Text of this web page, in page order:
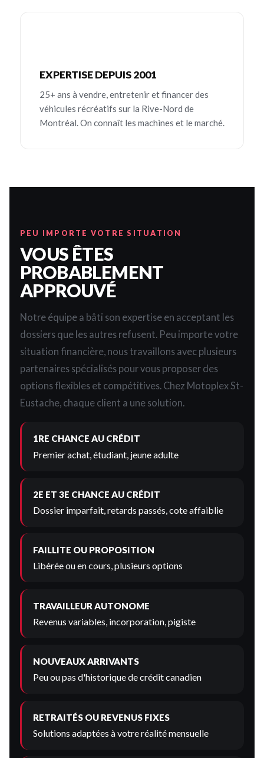
EXPERTISE DEPUIS 2001
25+ ans à vendre, entretenir et financer des
véhicules récréatifs sur la Rive-Nord de
Montréal. On connaît les machines et le marché.
PEU IMPORTE VOTRE SITUATION
VOUS ÊTES
PROBABLEMENT
APPROUVÉ
Notre équipe a bâti son expertise en acceptant les
dossiers que les autres refusent. Peu importe votre
situation financière, nous travaillons avec plusieurs
partenaires spécialisés pour vous proposer des
options flexibles et compétitives. Chez Motoplex St-
Eustache, chaque client a une solution.
1RE CHANCE AU CRÉDIT
Premier achat, étudiant, jeune adulte
2E ET 3E CHANCE AU CRÉDIT
Dossier imparfait, retards passés, cote affaiblie
FAILLITE OU PROPOSITION
Libérée ou en cours, plusieurs options
TRAVAILLEUR AUTONOME
Revenus variables, incorporation, pigiste
NOUVEAUX ARRIVANTS
Peu ou pas d'historique de crédit canadien
RETRAITÉS OU REVENUS FIXES
Solutions adaptées à votre réalité mensuelle